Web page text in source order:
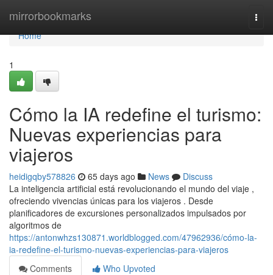
mirrorbookmarks
Home
Home
1
Cómo la IA redefine el turismo:
Nuevas experiencias para
viajeros
heidigqby578826 65 days ago News
Discuss
La inteligencia artificial está revolucionando el mundo del viaje ,
ofreciendo vivencias únicas para los viajeros . Desde
planificadores de excursiones personalizados impulsados por
algoritmos de
https://antonwhzs130871.worldblogged.com/47962936/cómo-la-
ia-redefine-el-turismo-nuevas-experiencias-para-viajeros
Comments
Who Upvoted